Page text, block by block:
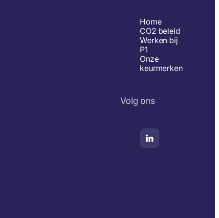
Home
CO2 beleid
Werken bij
P1
Onze
keurmerken
Volg ons